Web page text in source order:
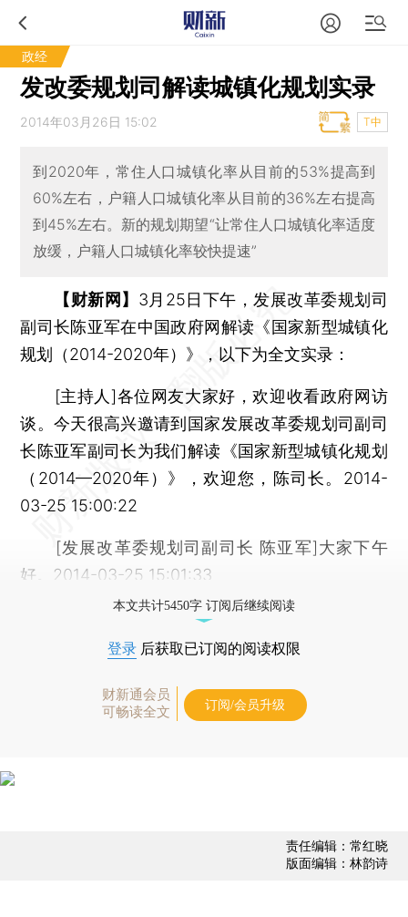
政经
发改委规划司解读城镇化规划实录
2014年03月26日 15:02 T中
到2020年，常住人口城镇化率从目前的53%提高到
60%左右，户籍人口城镇化率从目前的36%左右提高
到45%左右。新的规划期望“让常住人口城镇化率适度
放缓，户籍人口城镇化率较快提速”
【财新网】 3月25日下午，发展改革委规划司
副司长陈亚军在中国政府网解读《国家新型城镇化
规划（2014-2020年）》，以下为全文实录：
[主持人]各位网友大家好，欢迎收看政府网访
谈。今天很高兴邀请到国家发展改革委规划司副司
长陈亚军副司长为我们解读《国家新型城镇化规划
（2014—2020年）》，欢迎您，陈司长。2014-
03-25 15:00:22
[发展改革委规划司副司长 陈亚军]大家下午
好。2014-03-25 15:01:33
本文共计5450字 订阅后继续阅读
登录 后获取已订阅的阅读权限
财新通会员
可畅读全文
订阅/会员升级
责任编辑：常红晓
版面编辑：林韵诗